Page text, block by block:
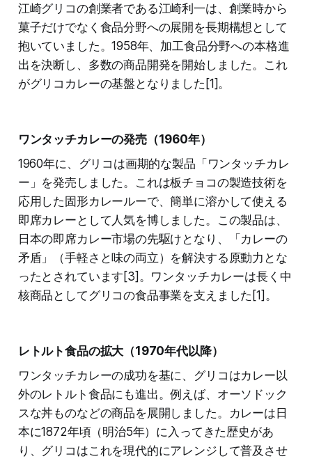
江崎グリコの創業者である江崎利一は、創業時から
菓子だけでなく食品分野への展開を長期構想として
抱いていました。1958年、加工食品分野への本格進
出を決断し、多数の商品開発を開始しました。これ
がグリコカレーの基盤となりました[1]。
ワンタッチカレーの発売（1960年）
1960年に、グリコは画期的な製品「ワンタッチカレ
ー」を発売しました。これは板チョコの製造技術を
応用した固形カレールーで、簡単に溶かして使える
即席カレーとして人気を博しました。この製品は、
日本の即席カレー市場の先駆けとなり、「カレーの
矛盾」（手軽さと味の両立）を解決する原動力とな
ったとされています[3]。ワンタッチカレーは長く中
核商品としてグリコの食品事業を支えました[1]。
レトルト食品の拡大（1970年代以降）
ワンタッチカレーの成功を基に、グリコはカレー以
外のレトルト食品にも進出。例えば、オーソドック
スな丼ものなどの商品を展開しました。カレーは日
本に1872年頃（明治5年）に入ってきた歴史があ
り、グリコはこれを現代的にアレンジして普及させ